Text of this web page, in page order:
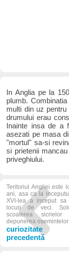
In Anglia pe la
plumb.
multi din uz
drumului erau
Inainte insa de a
asezati pe masa
"mortul" sa-si
si prietenii
priveghiului.
Teritoriul Angliei este
ani, asa ca la
XVI-lea a inceput
locuri de veci.
scoaterea
depunerea osemintelor
curiozitate
precedentă